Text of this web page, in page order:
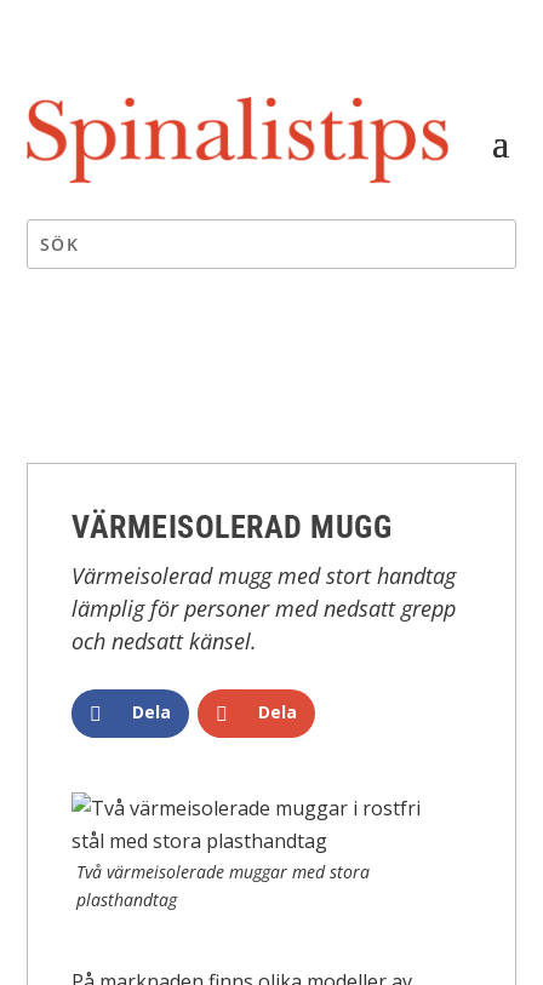
VÄRMEISOLERAD MUGG
Värmeisolerad mugg med stort handtag
lämplig för personer med nedsatt grepp
och nedsatt känsel.
Dela Dela
Två värmeisolerade muggar med stora
plasthandtag